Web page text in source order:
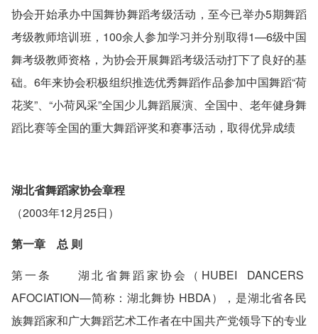
协会开始承办中国舞协舞蹈考级活动，至今已举办5期舞蹈
考级教师培训班，100余人参加学习并分别取得1—6级中国
舞考级教师资格，为协会开展舞蹈考级活动打下了良好的基
础。6年来协会积极组织推选优秀舞蹈作品参加中国舞蹈“荷
花奖”、“小荷风采”全国少儿舞蹈展演、全国中、老年健身舞
蹈比赛等全国的重大舞蹈评奖和赛事活动，取得优异成绩
湖北省舞蹈家协会章程
（2003年12月25日）
第一章 总 则
第一条 湖北省舞蹈家协会（HUBEI DANCERS
AFOCIATION—简称：湖北舞协 HBDA），是湖北省各民
族舞蹈家和广大舞蹈艺术工作者在中国共产党领导下的专业